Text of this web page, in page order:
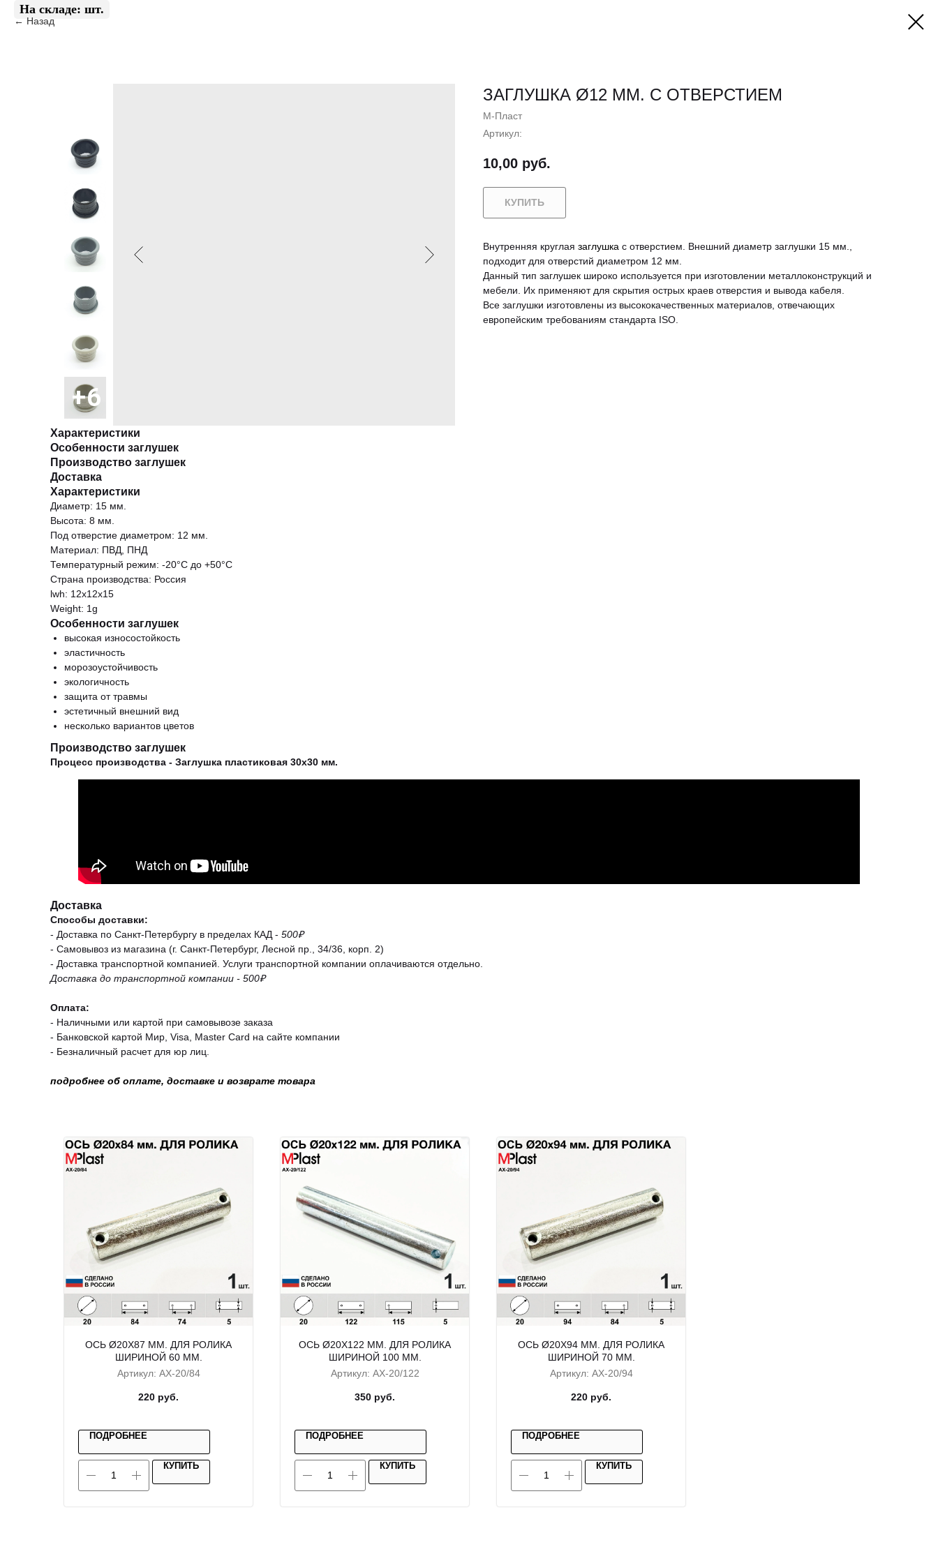
Назад
ЗАГЛУШКА Ø12 ММ. С ОТВЕРСТИЕМ
М-Пласт
Артикул:
10,00 руб.
КУПИТЬ
Внутренняя круглая заглушка с отверстием. Внешний диаметр заглушки 15 мм.,
подходит для отверстий диаметром 12 мм.
Данный тип заглушек широко используется при изготовлении металлоконструкций и
мебели. Их применяют для скрытия острых краев отверстия и вывода кабеля.
Все заглушки изготовлены из высококачественных материалов, отвечающих
европейским требованиям стандарта ISO.
Характеристики
Особенности заглушек
Производство заглушек
Доставка
Характеристики
Диаметр: 15 мм.
Высота: 8 мм.
Под отверстие диаметром: 12 мм.
Материал: ПВД, ПНД
Температурный режим: -20°С до +50°С
Страна производства: Россия
lwh: 12x12x15
Weight: 1g
Особенности заглушек
высокая износостойкость
эластичность
морозоустойчивость
экологичность
защита от травмы
эстетичный внешний вид
несколько вариантов цветов
Производство заглушек
Процесс производства - Заглушка пластиковая 30х30 мм.
Доставка
Способы доставки:
- Доставка по Санкт-Петербургу в пределах КАД - 500₽
- Самовывоз из магазина (г. Санкт-Петербург, Лесной пр., 34/36, корп. 2)
- Доставка транспортной компанией. Услуги транспортной компании оплачиваются отдельно.
Доставка до транспортной компании - 500₽
Оплата:
- Наличными или картой при самовывозе заказа
- Банковской картой Мир, Visa, Master Card на сайте компании
- Безналичный расчет для юр лиц.
подробнее об оплате, доставке и возврате товара
ОСЬ Ø20X87 ММ. ДЛЯ РОЛИКА
ШИРИНОЙ 60 ММ.
Артикул: AX-20/84
220 руб.
ПОДРОБНЕЕ
КУПИТЬ
ОСЬ Ø20X122 ММ. ДЛЯ РОЛИКА
ШИРИНОЙ 100 ММ.
Артикул: AX-20/122
350 руб.
ПОДРОБНЕЕ
КУПИТЬ
ОСЬ Ø20X94 ММ. ДЛЯ РОЛИКА
ШИРИНОЙ 70 ММ.
Артикул: AX-20/94
220 руб.
ПОДРОБНЕЕ
КУПИТЬ